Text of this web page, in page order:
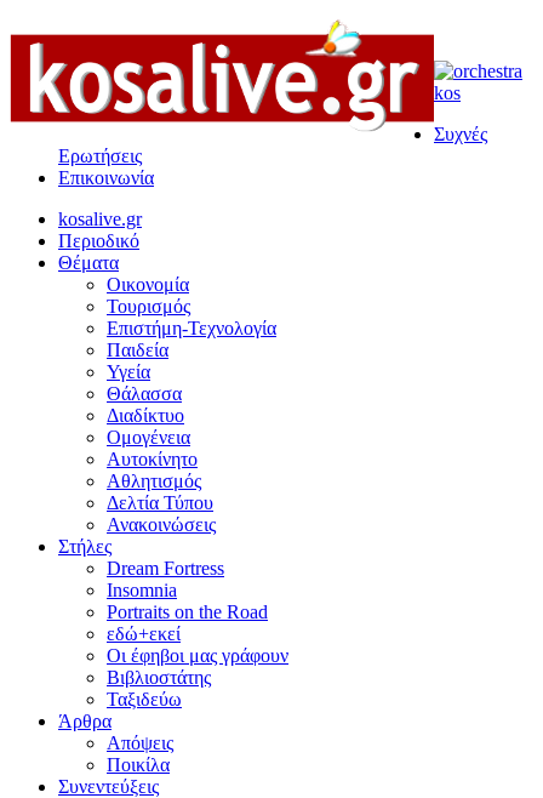
Συχνές
Ερωτήσεις
Επικοινωνία
kosalive.gr
Περιοδικό
Θέματα
Οικονομία
Τουρισμός
Επιστήμη-Τεχνολογία
Παιδεία
Υγεία
Θάλασσα
Διαδίκτυο
Ομογένεια
Αυτοκίνητο
Αθλητισμός
Δελτία Τύπου
Ανακοινώσεις
Στήλες
Dream Fortress
Insomnia
Portraits on the Road
εδώ+εκεί
Οι έφηβοι μας γράφουν
Βιβλιοστάτης
Ταξιδεύω
Άρθρα
Απόψεις
Ποικίλα
Συνεντεύξεις